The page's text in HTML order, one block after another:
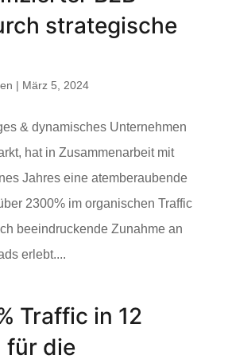
strategische
| März 5, 2024
& dynamisches Unternehmen
hat in Zusammenarbeit mit
Jahres eine atemberaubende
2300% im organischen Traffic
beeindruckende Zunahme an
erlebt....
Traffic in 12
für die